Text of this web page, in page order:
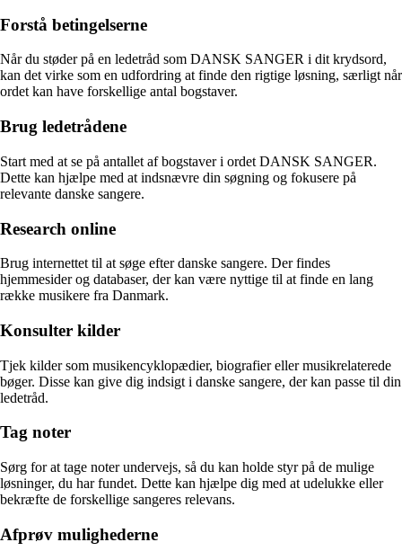
Forstå betingelserne
Når du støder på en ledetråd som DANSK SANGER i dit krydsord,
kan det virke som en udfordring at finde den rigtige løsning, særligt når
ordet kan have forskellige antal bogstaver.
Brug ledetrådene
Start med at se på antallet af bogstaver i ordet DANSK SANGER.
Dette kan hjælpe med at indsnævre din søgning og fokusere på
relevante danske sangere.
Research online
Brug internettet til at søge efter danske sangere. Der findes
hjemmesider og databaser, der kan være nyttige til at finde en lang
række musikere fra Danmark.
Konsulter kilder
Tjek kilder som musikencyklopædier, biografier eller musikrelaterede
bøger. Disse kan give dig indsigt i danske sangere, der kan passe til din
ledetråd.
Tag noter
Sørg for at tage noter undervejs, så du kan holde styr på de mulige
løsninger, du har fundet. Dette kan hjælpe dig med at udelukke eller
bekræfte de forskellige sangeres relevans.
Afprøv mulighederne